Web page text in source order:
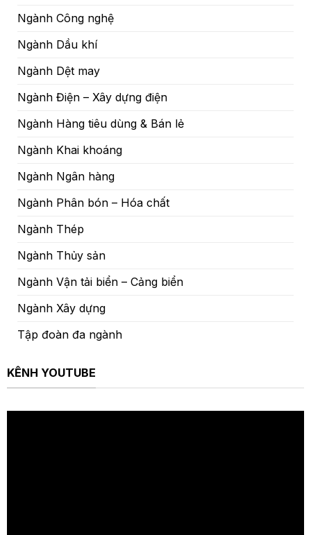
Ngành Công nghệ
Ngành Dầu khí
Ngành Dệt may
Ngành Điện – Xây dựng điện
Ngành Hàng tiêu dùng & Bán lẻ
Ngành Khai khoáng
Ngành Ngân hàng
Ngành Phân bón – Hóa chất
Ngành Thép
Ngành Thủy sản
Ngành Vận tải biển – Cảng biển
Ngành Xây dựng
Tập đoàn đa ngành
KÊNH YOUTUBE